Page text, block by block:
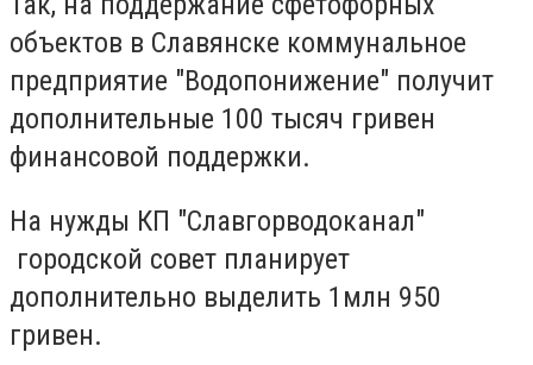
объектов в Славянске коммунальное
предприятие "Водопонижение" получит
дополнительные 100 тысяч гривен
финансовой поддержки.
На нужды КП "Славгорводоканал"
городской совет планирует
дополнительно выделить 1млн 950
гривен.